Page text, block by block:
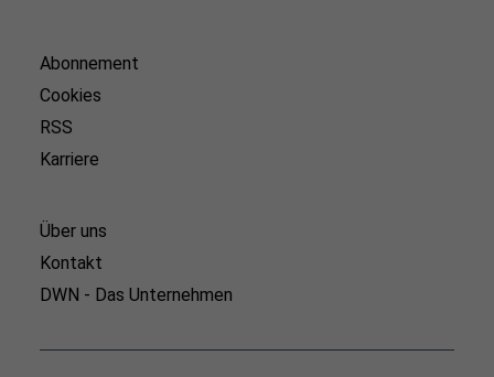
Abonnement
Cookies
RSS
Karriere
Über uns
Kontakt
DWN - Das Unternehmen